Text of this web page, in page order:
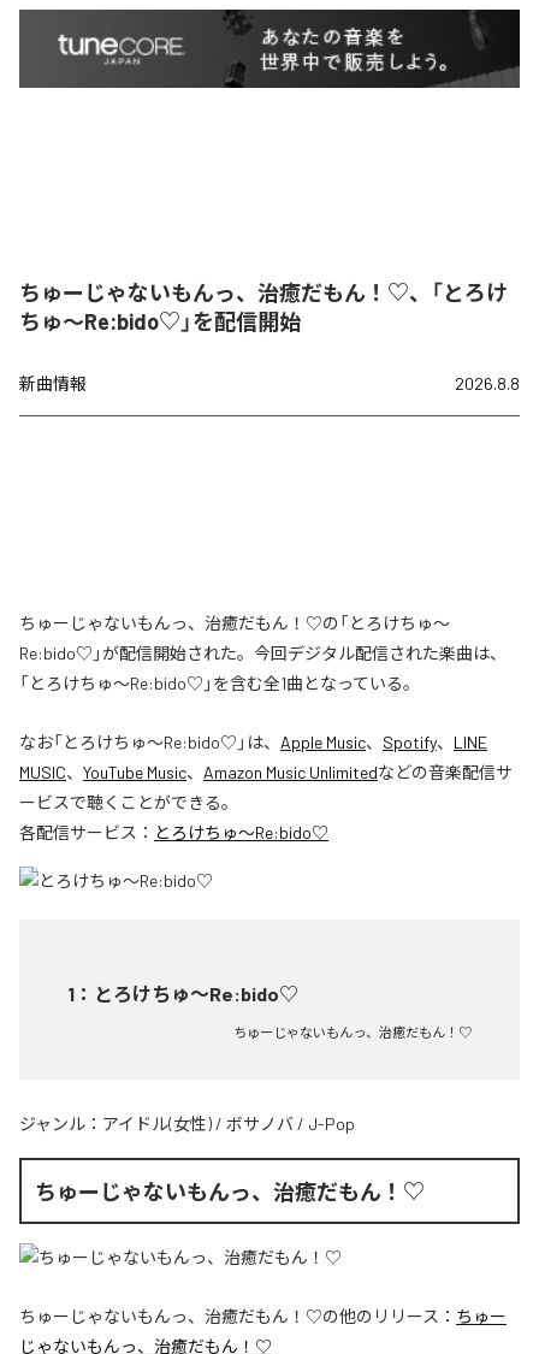
ちゅーじゃないもんっ、治癒だもん！♡、「とろけ
ちゅ〜Re:bido♡」を配信開始
新曲情報 2026.8.8
ちゅーじゃないもんっ、治癒だもん！♡の「とろけちゅ〜
Re:bido♡」が配信開始された。今回デジタル配信された楽曲は、
「とろけちゅ〜Re:bido♡」を含む全1曲となっている。
なお「とろけちゅ〜Re:bido♡ 」は、 Apple Music、 Spotify、 LINE
MUSIC、 YouTube Music、 Amazon Music Unlimitedなどの音楽配信サ
ービスで聴くことができる。
各配信サービス： とろけちゅ〜Re:bido♡
1 ： とろけちゅ〜Re:bido♡
ちゅーじゃないもんっ、治癒だもん！♡
ジャンル： アイドル(女性) / ボサノバ / J-Pop
ちゅーじゃないもんっ、治癒だもん！♡
ちゅーじゃないもんっ、治癒だもん！♡の他のリリース： ちゅー
じゃないもんっ、治癒だもん！♡